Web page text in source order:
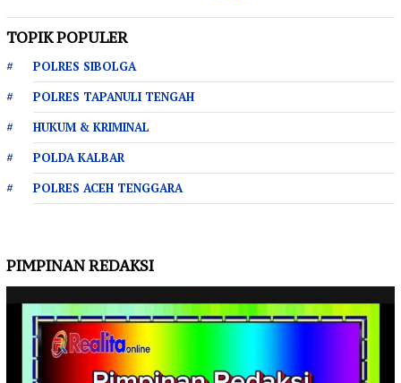
TOPIK POPULER
POLRES SIBOLGA
POLRES TAPANULI TENGAH
HUKUM & KRIMINAL
POLDA KALBAR
POLRES ACEH TENGGARA
PIMPINAN REDAKSI